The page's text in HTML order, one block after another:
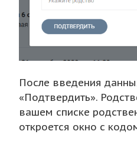
После введения
«Подтвердить».
вашем списке
откроется окно с